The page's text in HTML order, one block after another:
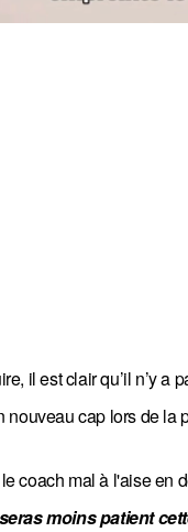
il est clair qu’il n’y a
cap lors de
coach mal à l'aise en
moins patient